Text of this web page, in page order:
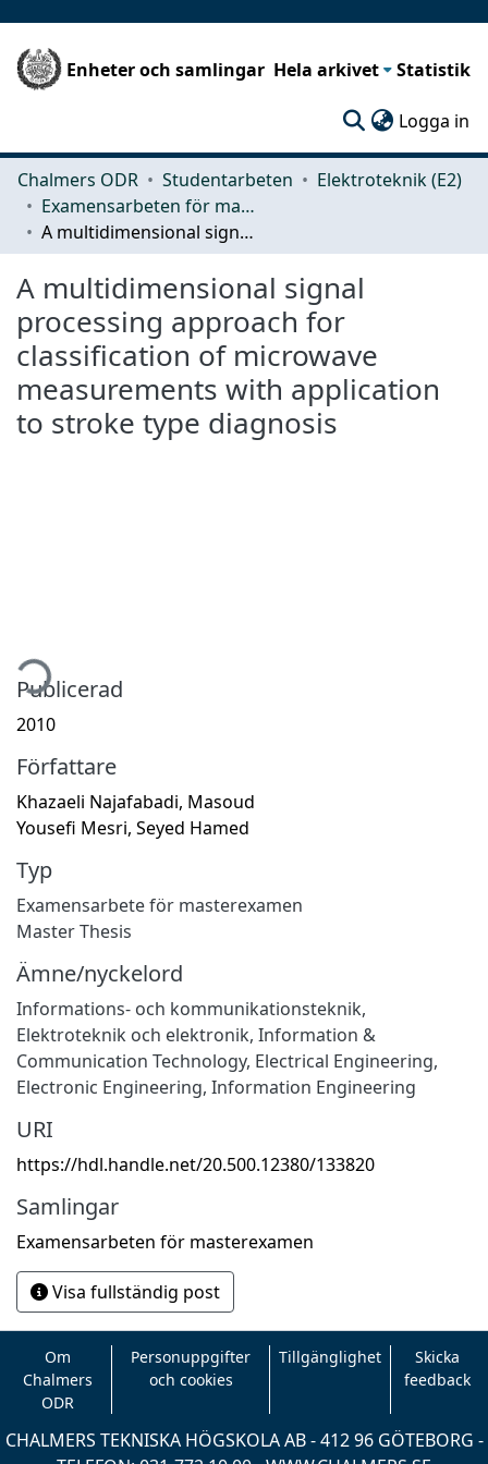
Enheter och samlingar Hela arkivet Statistik
Logga in
Chalmers ODR Studentarbeten
Elektroteknik (E2)
Examensarbeten för masterexamen
A multidimensional signal processing approach for classification of microwave measurements with application to stroke type diagnosis
A multidimensional signal
processing approach for
classification of microwave
measurements with application
to stroke type diagnosis
Publicerad
2010
Författare
Khazaeli Najafabadi, Masoud
Yousefi Mesri, Seyed Hamed
Typ
Examensarbete för masterexamen
Master Thesis
Ämne/nyckelord
Informations- och kommunikationsteknik,
Elektroteknik och elektronik, Information &
Communication Technology, Electrical Engineering,
Electronic Engineering, Information Engineering
URI
https://hdl.handle.net/20.500.12380/133820
Samlingar
Examensarbeten för masterexamen
Visa fullständig post
Om
Chalmers
ODR
Personuppgifter
och cookies
Tillgänglighet
Skicka
feedback
CHALMERS TEKNISKA HÖGSKOLA AB - 412 96 GÖTEBORG -